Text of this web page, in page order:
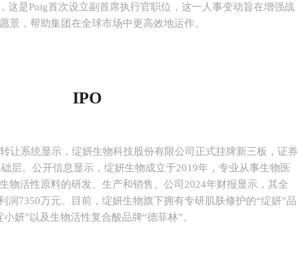
这是Puig首次设立副首席执行官职位，这一人事变动旨在增强战
景，帮助集团在全球市场中更高效地运作。
IPO
让系统显示，绽妍生物科技股份有限公司正式挂牌新三板，证券
层。公开信息显示，绽妍生物成立于2019年，专业从事生物医
物活性原料的研发、生产和销售。公司2024年财报显示，其全
润7350万元。目前，绽妍生物旗下拥有专研肌肤修护的“绽妍”品
妍”以及生物活性复合酸品牌“德菲林”。